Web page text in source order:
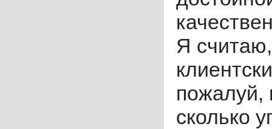
Я
пожалуй,
сколько